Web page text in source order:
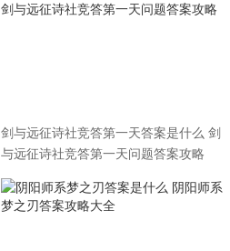
剑与远征诗社竞答第一天答案是什么 剑
与远征诗社竞答第一天问题答案攻略